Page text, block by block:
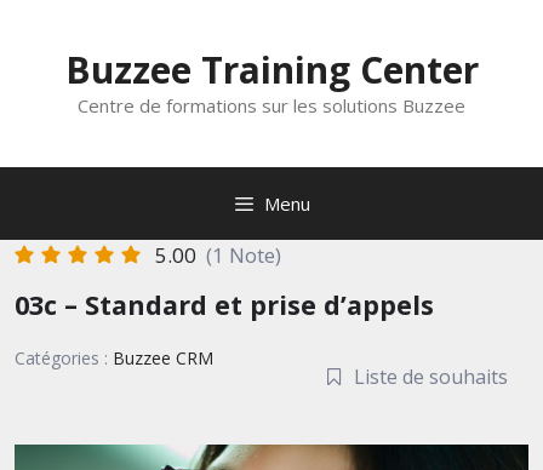
contenuBuzzee Training Center
Centre de formations sur les solutions Buzzee
Menu
5.00 (1 Note)
03c – Standard et prise d’appels
Catégories : Buzzee CRM
Liste de souhaits